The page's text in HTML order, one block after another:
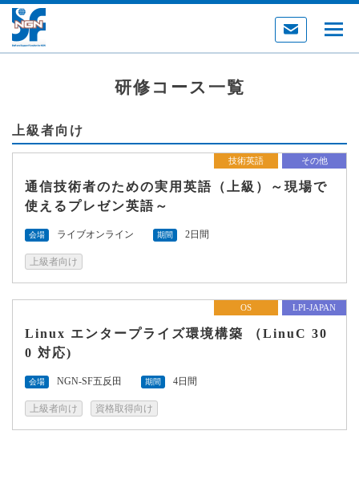
研修コース一覧
上級者向け
通信技術者のための実用英語（上級）～現場で
使えるプレゼン英語～
会場 ライブオンライン 期間 2日間
上級者向け
技術英語 その他
Linux エンタープライズ環境構築 （LinuC 30
0 対応)
会場 NGN-SF五反田 期間 4日間
上級者向け 資格取得向け
OS LPI-JAPAN